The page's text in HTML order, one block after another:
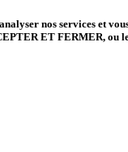
nos services et
ET FERMER,